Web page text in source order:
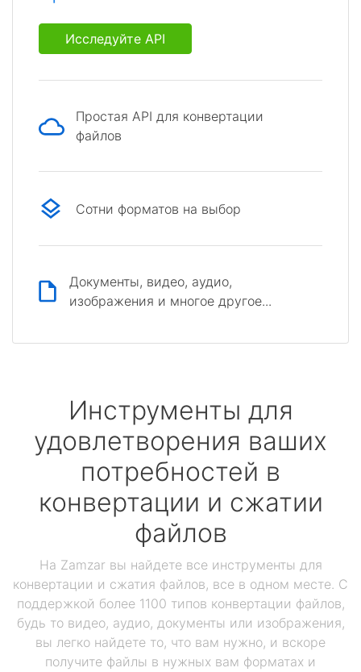
Исследуйте API
Простая API для конвертации
файлов
Сотни форматов на выбор
Документы, видео, аудио,
изображения и многое другое...
Инструменты для
удовлетворения ваших
потребностей в
конвертации и сжатии
файлов
На Zamzar вы найдете все инструменты для
конвертации и сжатия файлов, все в одном месте. С
поддержкой более 1100 типов конвертации файлов,
будь то видео, аудио, документы или изображения,
вы легко найдете то, что вам нужно, и вскоре
получите файлы в нужных вам форматах и